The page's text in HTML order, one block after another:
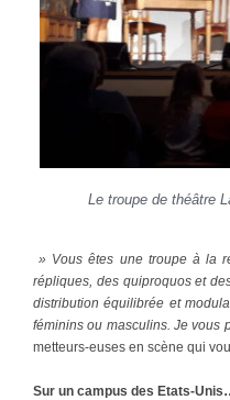
Le troupe de théâtre
» Vous êtes une troupe à la
répliques, des quiproquos et
distribution équilibrée et
féminins ou masculins. Je vous
metteurs-euses en scène qui
Sur un campus des Etats-